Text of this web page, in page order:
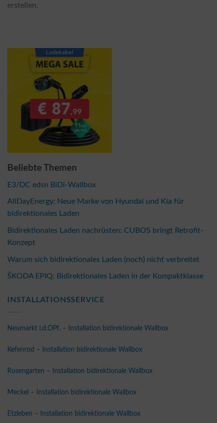
erstellen.
Beliebte Themen
E3/DC edsn BiDi-Wallbox
AllDayEnergy: Neue Marke von Hyundai und Kia für
bidirektionales Laden
Bidirektionales Laden nachrüsten: CUBOS bringt Retrofit-
Konzept
Warum sich bidirektionales Laden (noch) nicht verbreitet
ŠKODA EPIQ: Bidirektionales Laden in der Kompaktklasse
INSTALLATIONSSERVICE
Neumarkt i.d.OPf. – Installation bidirektionale Wallbox
Kefenrod – Installation bidirektionale Wallbox
Rosengarten – Installation bidirektionale Wallbox
Meckel – Installation bidirektionale Wallbox
Etzleben – Installation bidirektionale Wallbox